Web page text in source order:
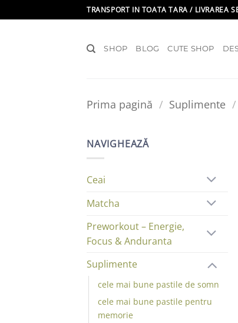
to
TRANSPORT IN TOATA TARA / LIVRAREA
SHOP BLOG CUTE SHOP
Prima pagină / Suplimente /
NAVIGHEAZĂ
Ceai
Matcha
Preworkout – Energie,
Focus & Anduranta
Suplimente
cele mai bune pastile de somn
cele mai bune pastile pentru
memorie